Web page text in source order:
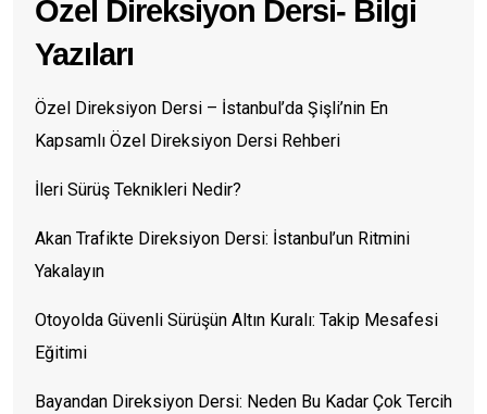
Özel Direksiyon Dersi- Bilgi
Yazıları
Özel Direksiyon Dersi – İstanbul’da Şişli’nin En
Kapsamlı Özel Direksiyon Dersi Rehberi
İleri Sürüş Teknikleri Nedir?
Akan Trafikte Direksiyon Dersi: İstanbul’un Ritmini
Yakalayın
Otoyolda Güvenli Sürüşün Altın Kuralı: Takip Mesafesi
Eğitimi
Bayandan Direksiyon Dersi: Neden Bu Kadar Çok Tercih